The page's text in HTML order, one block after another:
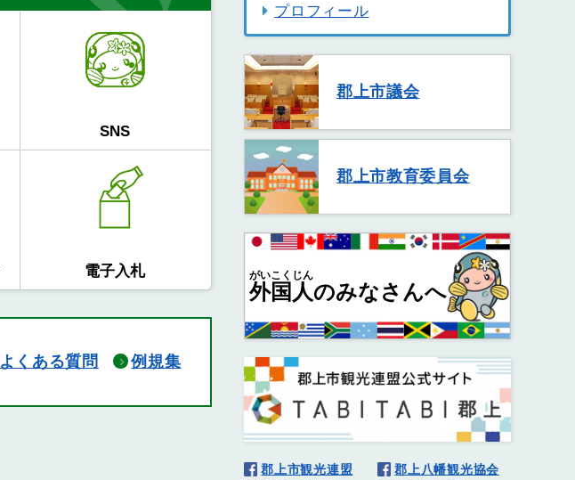
SNS
電子入札
よくある質問 例規集
プロフィール
郡上市議会
郡上市教育委員会
外国人
がいこくじん
のみなさんへ
郡上市観光連盟
郡上八幡観光協会